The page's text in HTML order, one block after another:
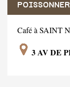
Café à SAINT
3 AV DE